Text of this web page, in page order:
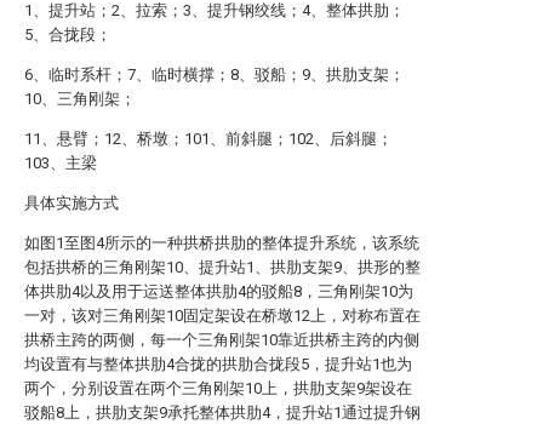
1、提升站；2、拉索；3、提升钢绞线；4、整体拱肋；
5、合拢段；
6、临时系杆；7、临时横撑；8、驳船；9、拱肋支架；
10、三角刚架；
11、悬臂；12、桥墩；101、前斜腿；102、后斜腿；
103、主梁
具体实施方式
如图1至图4所示的一种拱桥拱肋的整体提升系统，该系统
包括拱桥的三角刚架10、提升站1、拱肋支架9、拱形的整
体拱肋4以及用于运送整体拱肋4的驳船8，三角刚架10为
一对，该对三角刚架10固定架设在桥墩12上，对称布置在
拱桥主跨的两侧，每一个三角刚架10靠近拱桥主跨的内侧
均设置有与整体拱肋4合拢的拱肋合拢段5，提升站1也为
两个，分别设置在两个三角刚架10上，拱肋支架9架设在
驳船8上，拱肋支架9承托整体拱肋4，提升站1通过提升钢